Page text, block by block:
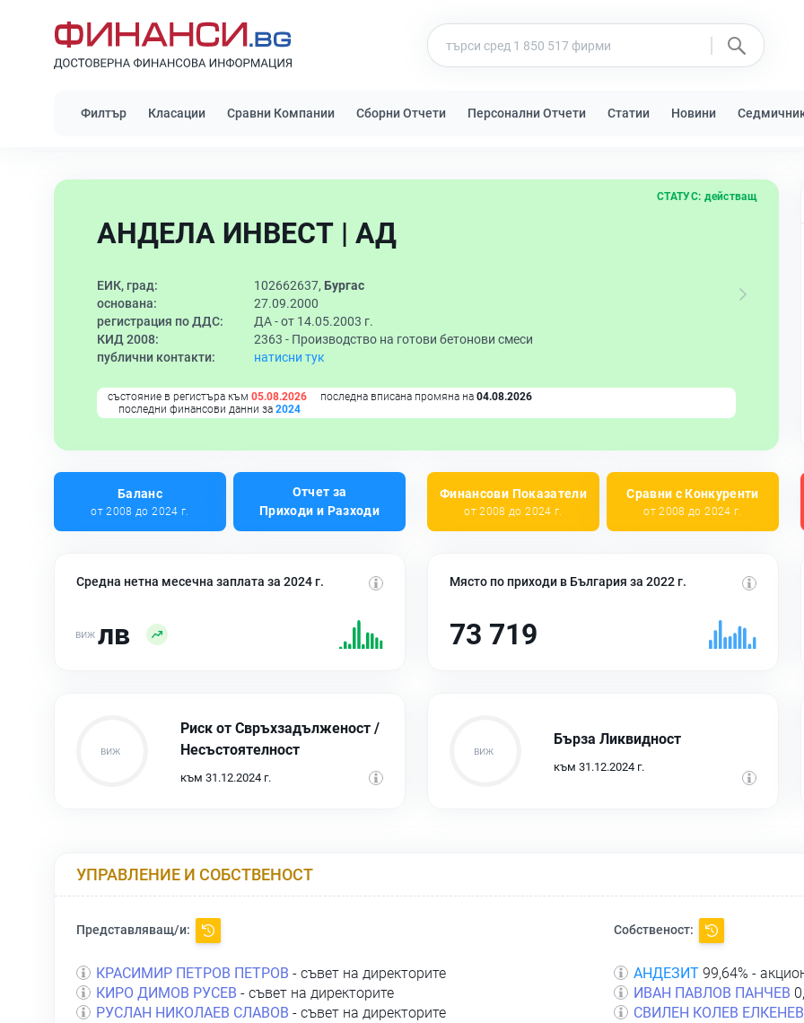
Филтър Класации Сравни Компании Сборни Отчети Персонални Отчети Статии Новини
АНДЕЛА ИНВЕСТ | АД
СТАТУС: действащ
ЕИК, град: 102662637, Бургас
основана:
27.09.2000
регистрация по ДДС:
ДА - от 14.05.2003 г.
КИД 2008:
2363 - Производство на готови бетонови смеси
публични контакти:
натисни тук
състояние в регистъра към 05.08.2026 последна вписана промяна на 04.08.2026
последни финансови данни за 2024
Баланс
от 2008 до 2024 г.
Отчет за
Приходи и Разходи
Финансови Показатели
от 2008 до 2024 г.
Сравни с Конкуренти
от 2008 до 2024 г.
Средна нетна месечна заплата за 2024 г.
лв
Място по приходи в България за 2022 г.
73 719
Риск от Свръхзадълженост /
Несъстоятелност
към 31.12.2024 г.
Бърза Ликвидност
към 31.12.2024 г.
УПРАВЛЕНИЕ И СОБСТВЕНОСТ
Представляващ/и:
КРАСИМИР ПЕТРОВ ПЕТРОВ - съвет на директорите
КИРО ДИМОВ РУСЕВ - съвет на директорите
РУСЛАН НИКОЛАЕВ СЛАВОВ - съвет на директорите
Собственост:
АНДЕЗИТ 99,64% -
ИВАН ПАВЛОВ ПАНЧЕВ
СВИЛЕН КОЛЕВ ЕЛКЕНЕВ